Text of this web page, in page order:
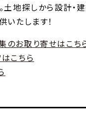
土地探しから設計・
いたします！
のお取り寄せはこち
こちら